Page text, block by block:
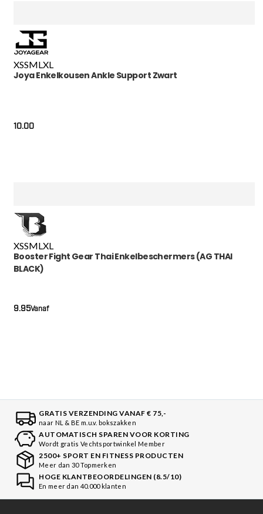
XSSML XL
Joya Enkelkousen Ankle Support Zwart
10.00
XSSMLXL
Booster Fight Gear Thai Enkelbeschermers (AG THAI
BLACK)
Vanaf
9.95
GRATIS VERZENDING VANAF € 75,-
naar NL & BE m.u.v. bokszakken
AUTOMATISCH SPAREN VOOR KORTING
Wordt gratis Vechtsportwinkel Member
2500+ SPORT EN FITNESS PRODUCTEN
Meer dan 30 Topmerken
HOGE KLANTBEOORDELINGEN (8.5/10)
En meer dan 40.000 klanten